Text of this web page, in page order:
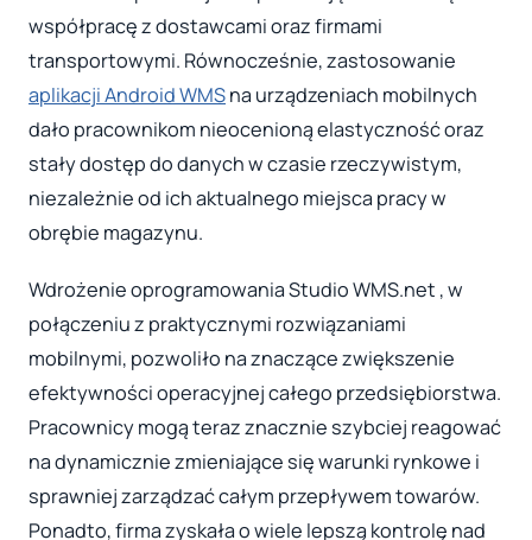
współpracę z dostawcami oraz firmami
transportowymi. Równocześnie, zastosowanie
aplikacji Android WMSna urządzeniach mobilnych
dało pracownikom nieocenioną elastyczność oraz
stały dostęp do danych w czasie rzeczywistym,
niezależnie od ich aktualnego miejsca pracy w
obrębie magazynu.
Wdrożenie oprogramowania Studio WMS.net , w
połączeniu z praktycznymi rozwiązaniami
mobilnymi, pozwoliło na znaczące zwiększenie
efektywności operacyjnej całego przedsiębiorstwa.
Pracownicy mogą teraz znacznie szybciej reagować
na dynamicznie zmieniające się warunki rynkowe i
sprawniej zarządzać całym przepływem towarów.
Ponadto, firma zyskała o wiele lepszą kontrolę nad